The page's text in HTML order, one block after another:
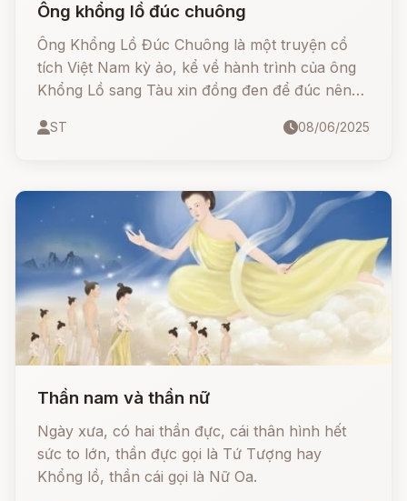
Ông khổng lồ đúc chuông
Ông Khổng Lồ Đúc Chuông là một truyện cổ
tích Việt Nam kỳ ảo, kể về hành trình của ông
Khổng Lồ sang Tàu xin đồng đen để đúc nên
vang rền khắp bốn phương trời. Khi chuông
thiêng liêng về lòng yêu nước và phép lạ trời
Phật.
ST 08/06/2025
Thần nam và thần nữ
Ngày xưa, có hai thần đực, cái thân hình hết
sức to lớn, thần đực gọi là Tứ Tượng hay
Khổng lồ, thần cái gọi là Nữ Oa.